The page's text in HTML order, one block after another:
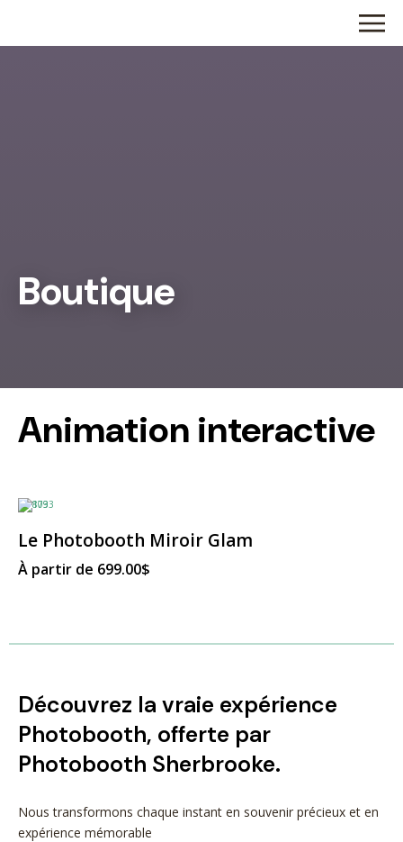
Boutique
Animation interactive
Le Photobooth Miroir Glam
À partir de 699.00$
Ce
produit
plusieurs
Les
options
la
Découvrez la vraie expérience
Photobooth, offerte par
Photobooth Sherbrooke.
Nous transformons chaque instant en souvenir précieux et en
expérience mémorable